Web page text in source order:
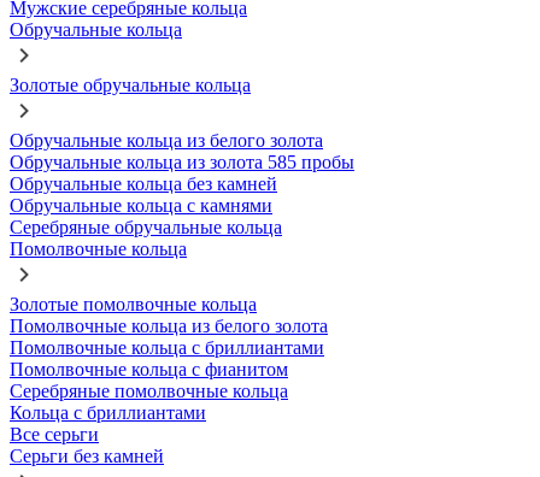
Мужские серебряные кольца
Обручальные кольца
Золотые обручальные кольца
Обручальные кольца из белого золота
Обручальные кольца из золота 585 пробы
Обручальные кольца без камней
Обручальные кольца с камнями
Серебряные обручальные кольца
Помолвочные кольца
Золотые помолвочные кольца
Помолвочные кольца из белого золота
Помолвочные кольца с бриллиантами
Помолвочные кольца с фианитом
Серебряные помолвочные кольца
Кольца с бриллиантами
Все серьги
Серьги без камней